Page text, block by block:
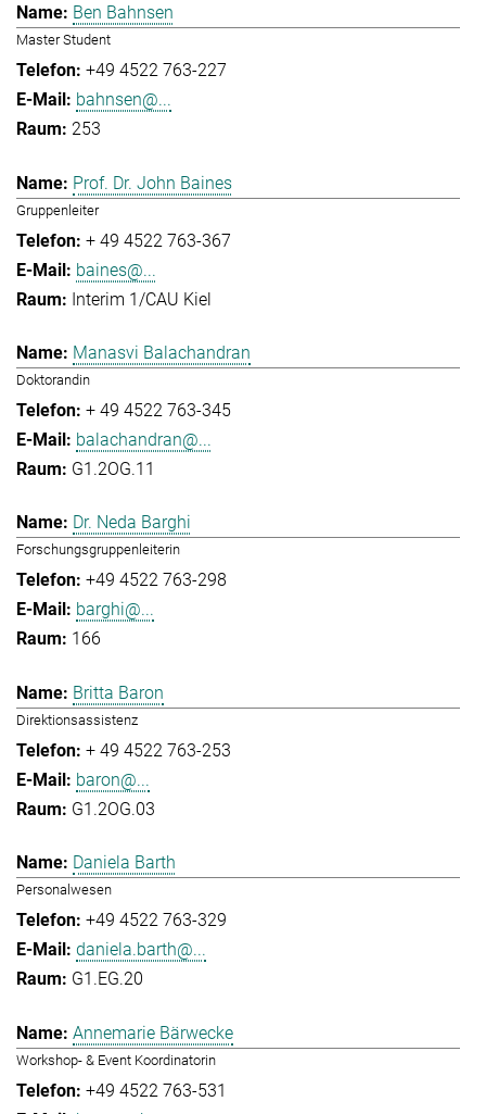
Ben Bahnsen
Master Student
+49 4522 763-227
bahnsen@...
253
Prof. Dr. John Baines
Gruppenleiter
+ 49 4522 763-367
baines@...
Interim 1/CAU Kiel
Manasvi Balachandran
Doktorandin
+ 49 4522 763-345
balachandran@...
G1.2OG.11
Dr. Neda Barghi
Forschungsgruppenleiterin
+49 4522 763-298
barghi@...
166
Britta Baron
Direktionsassistenz
+ 49 4522 763-253
baron@...
G1.2OG.03
Daniela Barth
Personalwesen
+49 4522 763-329
daniela.barth@...
G1.EG.20
Annemarie Bärwecke
Workshop- & Event Koordinatorin
+49 4522 763-531